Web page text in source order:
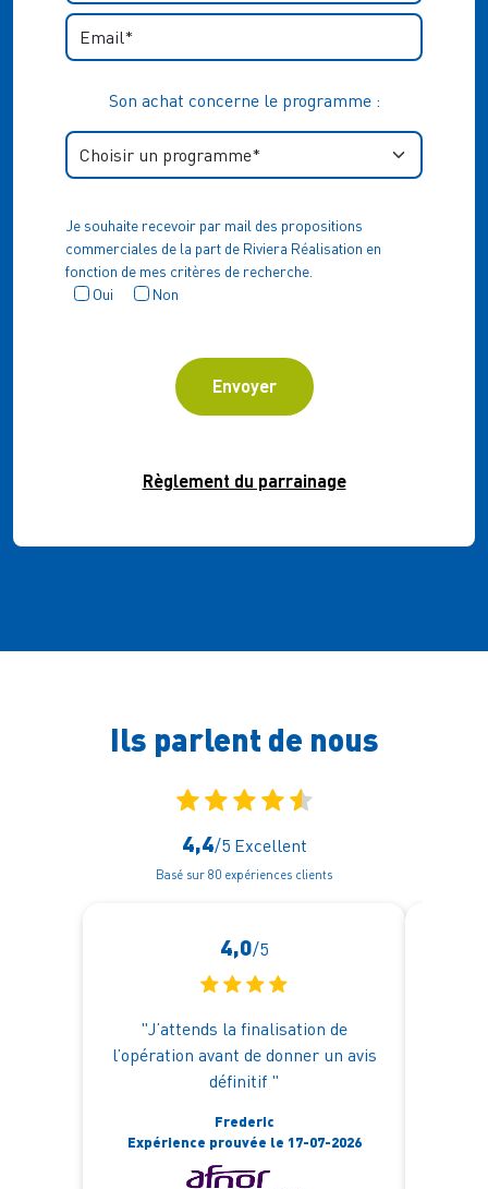
Son achat concerne le programme :
Je souhaite recevoir par mail des propositions
commerciales de la part de Riviera Réalisation en
fonction de mes critères de recherche.
Oui
Non
Règlement du parrainage
Ils parlent de nous
4,4/5 Excellent
Basé sur 80 expériences clients
4,0/5
"J’attends la finalisation de
l’opération avant de donner un avis
définitif "
Frederic
Expérience prouvée le 17-07-2026